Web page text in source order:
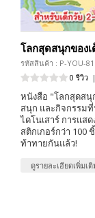
โลกสุดสนุกของ
รหัสสินค้า : P-YOU-
0 รีวิว |
หนังสือ "โลกสุดสนุ
สนุก และกิจกรรม
ไดโนเสาร์ การแส
สติกเกอร์กว่า 100
ท้าทายกันแล้ว!
ดูรายละเอียดเพิ่มเ